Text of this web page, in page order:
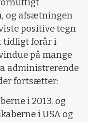
og afsætningen
positive tegn
tidligt forår i
på mange
administrerende
fortsætter:
i 2013, og
i USA og